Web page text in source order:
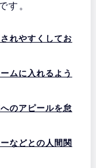
す。
れやすくしてお
ムに入れるよう
のアピールを怠
などとの人間関